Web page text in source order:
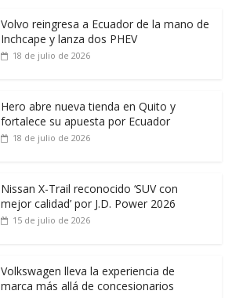
Volvo reingresa a Ecuador de la mano de
Inchcape y lanza dos PHEV
18 de julio de 2026
Hero abre nueva tienda en Quito y
fortalece su apuesta por Ecuador
18 de julio de 2026
Nissan X-Trail reconocido ‘SUV con
mejor calidad’ por J.D. Power 2026
15 de julio de 2026
Volkswagen lleva la experiencia de
marca más allá de concesionarios